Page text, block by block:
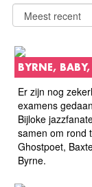
BYRNE,
Er zijn nog
examens
Bijloke
samen om rond
Ghostpoet,
Byrne.